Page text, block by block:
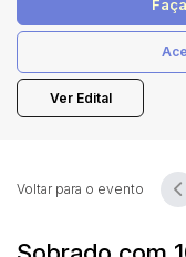
Ver Edital
Voltar para o evento